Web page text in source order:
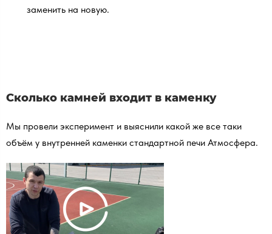
заменить на новую.
Сколько камней входит в каменку
Мы провели эксперимент и выяснили какой же все таки
объём у внутренней каменки стандартной печи Атмосфера.